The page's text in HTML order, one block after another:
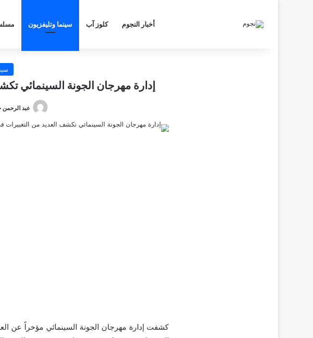
أخبار النجوم كلوز آب سينما وتليفزيون
إدارة مهرجان الجونة السينمائي
عبد الرحمن
كشفت إدارة مهرجان الجونة السينمائي مؤخراً عن